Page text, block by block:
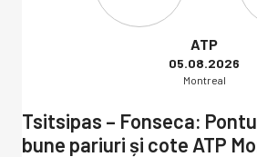
ATP
05.08.2026
Montreal
Tsitsipas – Fonseca:
bune pariuri și cote ATP